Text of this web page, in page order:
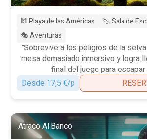
🕍 Playa de las Américas 🏷️ Sala de
🎭 Aventuras
"Sobrevive a los peligros de la
mesa demasiado inmersivo y logra
final del juego para escapar
Desde 17,5 €/p
Atraco Al Banco